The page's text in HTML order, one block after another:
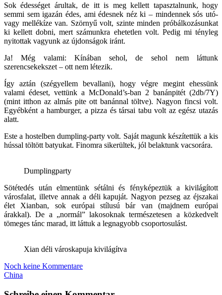
Sok édességet árultak, de itt is meg kellett tapasztalnunk, hogy
semmi sem igazán édes, ami édesnek néz ki – mindennek sós utó-
vagy mellékíze van. Szörnyű volt, szinte minden próbálkozásunkat
ki kellett dobni, mert számunkra ehetetlen volt. Pedig mi tényleg
nyitottak vagyunk az újdonságok iránt.
Ja! Még valami: Kínában sehol, de sehol nem láttunk
szerencsekekszet – ott nem létezik.
Így aztán (szégyellem bevallani), hogy végre megint ehessünk
valami édeset, vettünk a McDonald’s-ban 2 banánpitét (2db/7Y)
(mint itthon az almás pite ott banánnal töltve). Nagyon fincsi volt.
Egyébként a hamburger, a pizza és társai tabu volt az egész utazás
alatt.
Este a hostelben dumpling-party volt. Saját magunk készítettük a kis
hússal töltött batyukat. Finomra sikerültek, jól belaktunk vacsorára.
Dumplingparty
Sötétedés után elmentünk sétálni és fényképeztük a kivilágított
városfalat, illetve annak a déli kapuját. Nagyon pezseg az éjszakai
élet Xianban, sok európai stílusú bár van (majdnem európai
árakkal). De a „normál” lakosoknak természetesen a közkedvelt
tömeges tánc marad, itt láttuk a legnagyobb csoportosulást.
Xian déli városkapuja kivilágítva
Noch keine Kommentare
China